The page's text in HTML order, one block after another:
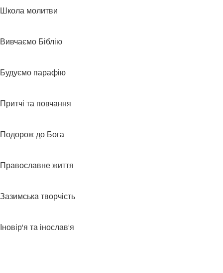
Школа молитви
Вивчаємо Біблію
Будуємо парафію
Притчі та повчання
Подорож до Бога
Православне життя
Зазимська творчість
Іновір'я та інослав'я